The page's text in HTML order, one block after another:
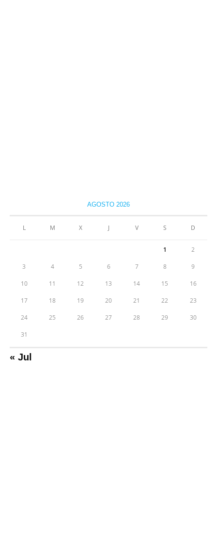
AGOSTO 2026
L M X J V S D
1 2
3 4 5 6 7 8 9
10 11 12 13 14 15 16
17 18 19 20 21 22 23
24 25 26 27 28 29 30
31
« Jul